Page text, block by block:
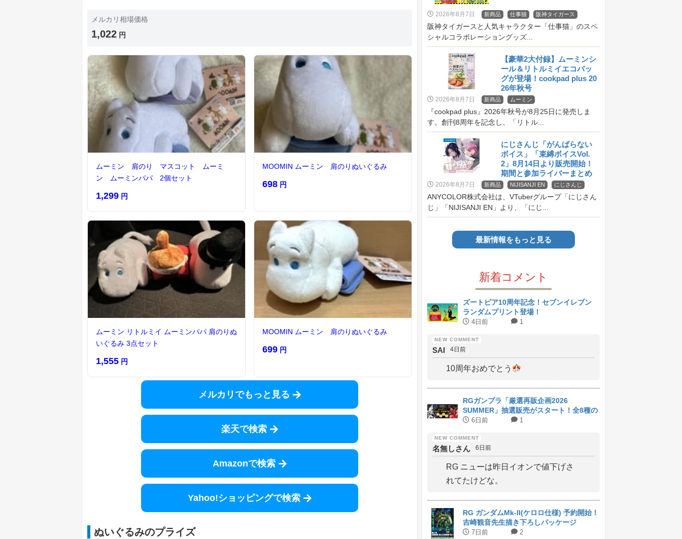
メルカリ相場価格
1,022 円
ムーミン 肩のり マスコット ムーミ
ン ムーミンパパ 2個セット
1,299 円
MOOMIN ムーミン 肩のりぬいぐるみ
698 円
ムーミン リトルミイ ムーミンパパ 肩のりぬ
いぐるみ 3点セット
1,555 円
MOOMIN ムーミン 肩のりぬいぐるみ
699 円
メルカリでもっと見る
楽天で検索
Amazonで検索
Yahoo!ショッピングで検索
ぬいぐるみのプライズ
2026年8月7日 新商品 仕事猫 阪神タイガース
阪神タイガースと人気キャラクター「仕事猫」のスペ
シャルコラボレーショングッズ...
【豪華2大付録】ムーミンシ
ール＆リトルミイエコバッ
グが登場！cookpad plus 20
26年秋号
2026年8月7日 新商品 ムーミン
『cookpad plus』2026年秋号が8月25日に発売しま
す。創刊8周年を記念し、「リトル...
にじさんじ「がんばらない
ボイス」「束縛ボイスVol.
2」8月14日より販売開始！
期間と参加ライバーまとめ
2026年8月7日 新商品 NIJISANJI EN にじさんじ
ANYCOLOR株式会社は、VTuberグループ「にじさん
じ」「NIJISANJI EN」より、「にじ...
最新情報をもっと見る
新着コメント
ズートピア10周年記念！セブンイレブン
ランダムプリント登場！
4日前 1
SAI 4日前
10周年おめでとう
RGガンプラ「厳選再販企画2026
SUMMER」抽選販売がスタート！全8種の
ラインナップと受付期間
6日前 1
名無しさん 6日前
RG ニューは昨日イオンで値下げさ
れてたけどな。
RG ガンダムMk-II(ケロロ仕様) 予約開始！
吉崎観音先生描き下ろしパッケージ
7日前 2